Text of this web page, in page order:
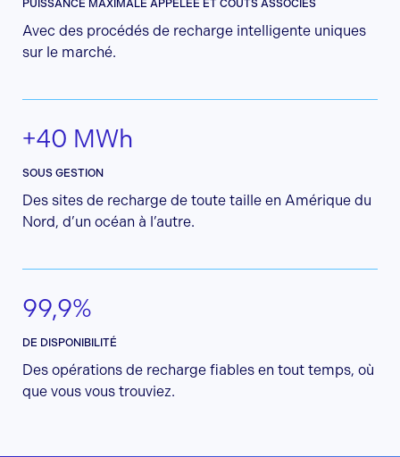
PUISSANCE MAXIMALE APPELÉE ET COÛTS ASSOCIÉS
Avec des procédés de recharge intelligente uniques
sur le marché.
+40 MWh
SOUS GESTION
Des sites de recharge de toute taille en Amérique du
Nord, d’un océan à l’autre.
99,9%
DE DISPONIBILITÉ
Des opérations de recharge fiables en tout temps, où
que vous vous trouviez.